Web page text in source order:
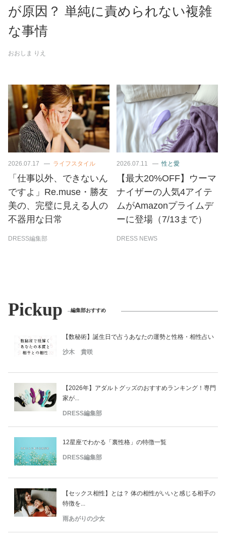
が原因？ 単純に責められない複雑
な事情
おおしま りえ
2026.07.17 ライフスタイル
「仕事以外、できないん
ですよ」Re.muse・勝友
美の、完璧に見える人の
不器用な日常
DRESS編集部
2026.07.11 性と愛
【最大20%OFF】ウーマ
ナイザーの人気4アイテ
ムがAmazonプライムデ
ーに登場（7/13まで）
DRESS NEWS
Pickup 編集部おすすめ
【数秘術】誕生日で占うあなたの運勢と性格・相性占い
沙木 貴咲
【2026年】アダルトグッズのおすすめランキング！専門
家が...
DRESS編集部
12星座でわかる「裏性格」の特徴一覧
DRESS編集部
【セックス相性】とは？ 体の相性がいいと感じる相手の
特徴を...
雨あがりの少女